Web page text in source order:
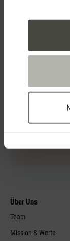
Über Uns
Team
Mission & Werte